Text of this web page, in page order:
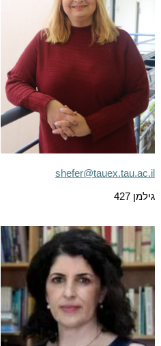
shefer@tauex.tau.ac.il
גילמן 427